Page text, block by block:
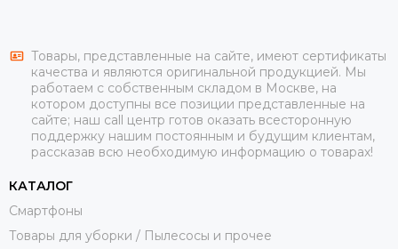
Товары, представленные на сайте, имеют сертификаты
качества и являются оригинальной продукцией. Мы
работаем с собственным складом в Москве, на
котором доступны все позиции представленные на
сайте; наш call центр готов оказать всесторонную
поддержку нашим постоянным и будущим клиентам,
рассказав всю необходимую информацию о товарах!
КАТАЛОГ
Смартфоны
Товары для уборки / Пылесосы и прочее